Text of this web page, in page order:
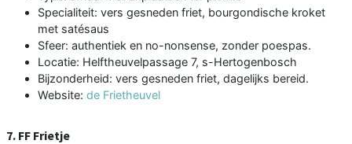
Specialiteit: vers gesneden friet, bourgondische kroket
met satésaus
Sfeer: authentiek en no-nonsense, zonder poespas.
Locatie: Helftheuvelpassage 7, s-Hertogenbosch
Bijzonderheid: vers gesneden friet, dagelijks bereid.
Website: de Frietheuvel
7. FF Frietje